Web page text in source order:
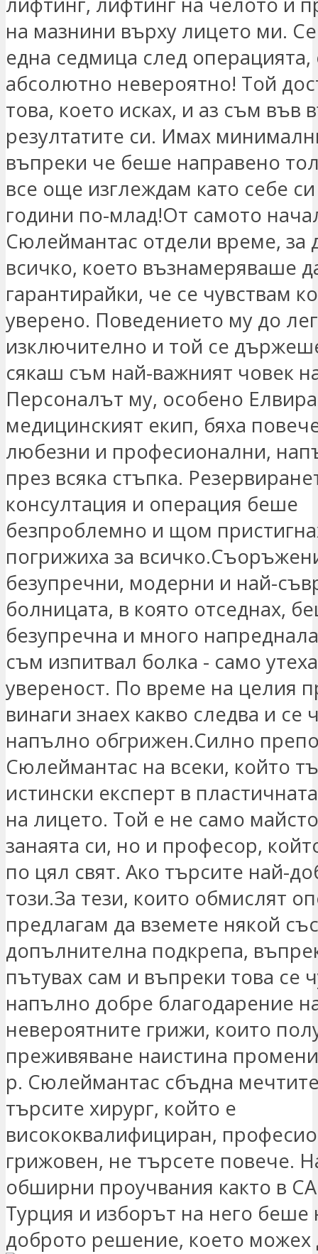
на мазнини върху лицето ми.
една седмица след операцията,
абсолютно невероятно! Той
това, което исках, и аз съм във
резултатите си. Имах
въпреки че беше направено
все още изглеждам като себе
години по-млад!От самото
Сюлеймантас отдели време, за
всичко, което възнамеряваше
гарантирайки, че се чувствам
уверено. Поведението му до
изключително и той се
сякаш съм най-важният човек
Персоналът му, особено
медицинският екип, бяха
любезни и професионални,
през всяка стъпка.
консултация и операция беше
безпроблемно и щом
погрижиха за
безупречни, модерни и най-
болницата, в която отседнах,
безупречна и много
съм изпитвал болка - само
увереност. По време на целия
винаги знаех какво следва и се
напълно обгрижен.Силно
Сюлеймантас на всеки, който
истински експерт в
на лицето. Той е не само
занаята си, но и професор,
по цял свят. Ако търсите най-
този.За тези, които обмислят
предлагам да вземете някой
допълнителна подкрепа,
пътувах сам и въпреки това се
напълно добре благодарение
невероятните грижи, които
преживяване наистина
р. Сюлеймантас сбъдна
търсите хирург, който е
висококвалифициран,
грижовен, не търсете повече.
обширни проучвания както в
Турция и изборът на него беше
доброто решение, което можех